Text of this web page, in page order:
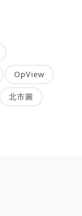
OpView
北市圖